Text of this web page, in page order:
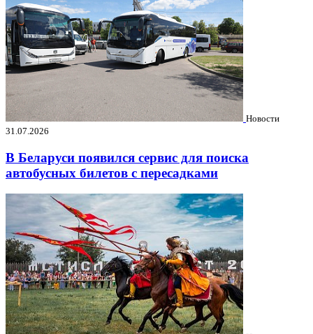
Новости
31.07.2026
В Беларуси появился сервис для поиска
автобусных билетов с пересадками